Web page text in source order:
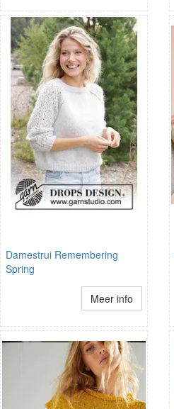
Damestrui Remembering
Spring
Meer info